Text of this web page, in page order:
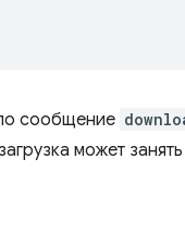
сообщение
может